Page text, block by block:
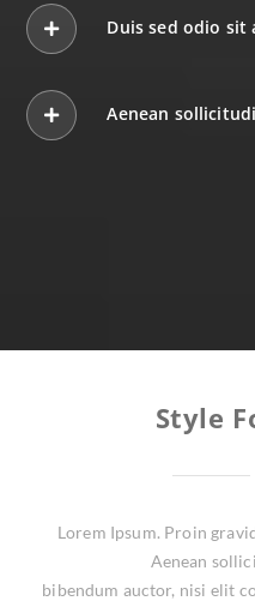
Duis sed odio sit
Aenean
Style
Lorem Ipsum. Proin
Aenean
bibendum auctor, nisi elit